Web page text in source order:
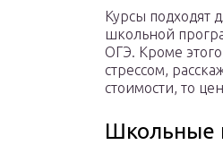
Курсы подходят
школьной
ОГЭ. Кроме
стрессом,
стоимости, то
Школьные